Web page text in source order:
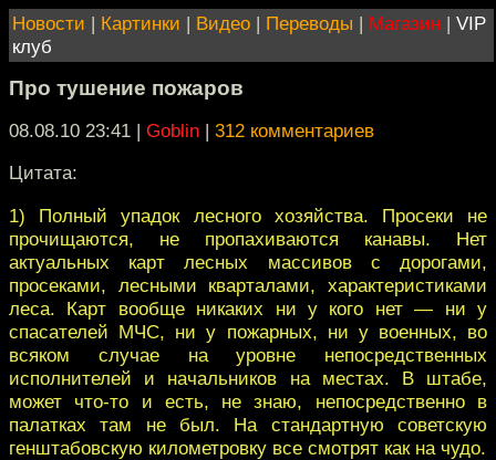
Новости | Картинки | Видео | Переводы | Магазин | VIP
клуб
Про тушение пожаров
08.08.10 23:41 | Goblin | 312 комментариев
Цитата:
1) Полный упадок лесного хозяйства. Просеки не
прочищаются, не пропахиваются канавы. Нет
актуальных карт лесных массивов с дорогами,
просеками, лесными кварталами, характеристиками
леса. Карт вообще никаких ни у кого нет — ни у
спасателей МЧС, ни у пожарных, ни у военных, во
всяком случае на уровне непосредственных
исполнителей и начальников на местах. В штабе,
может что-то и есть, не знаю, непосредственно в
палатках там не был. На стандартную советскую
генштабовскую километровку все смотрят как на чудо.